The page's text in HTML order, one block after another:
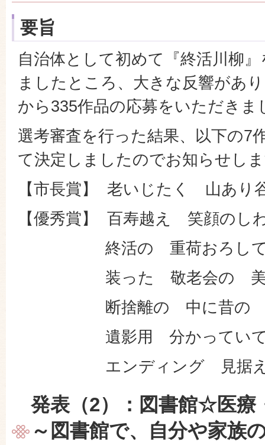
要旨
自治体として初めて『終活川柳
ましたところ、大きな反響があ
から335作品の応募をいただきま
選考審査を行った結果、以下の7
て決定しましたのでお知らせし
【市長賞】 老いじたく 山あ
【優秀賞】 百寿越え 笑顔の
終活の 重荷おろして
装った 敬老会の 美
断捨離の 中に昔の ラ
遺影用 分かっていて
エンディング 見据えて
発表（2）：図書館☆医
～図書館で、自分や家族